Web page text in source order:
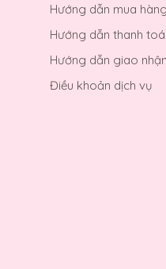
Hướng dẫn mua hàng
Hướng dẫn thanh
Hướng dẫn giao nhận
Điều khoản dịch vụ